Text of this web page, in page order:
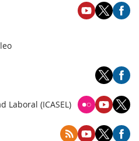
Laboral (ICASEL)